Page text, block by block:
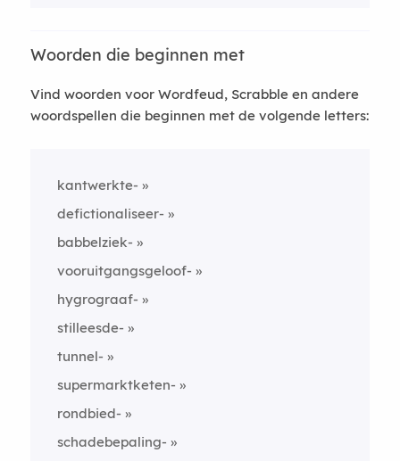
Woorden die beginnen met
Vind woorden voor Wordfeud, Scrabble en andere
woordspellen die beginnen met de volgende letters:
kantwerkte-
defictionaliseer-
babbelziek-
vooruitgangsgeloof-
hygrograaf-
stilleesde-
tunnel-
supermarktketen-
rondbied-
schadebepaling-